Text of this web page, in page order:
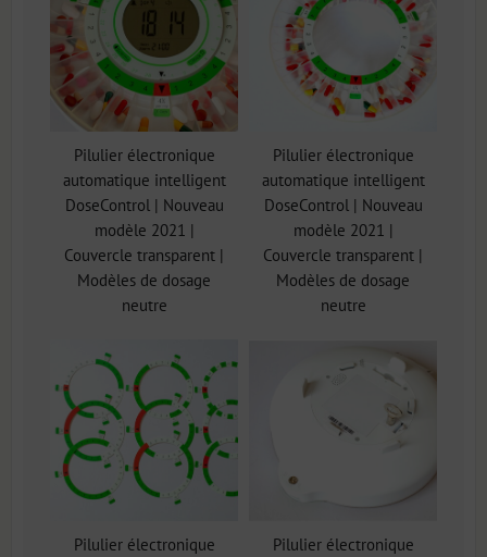
Pilulier électronique
automatique intelligent
DoseControl | Nouveau
modèle 2021 |
Couvercle transparent |
Modèles de dosage
neutre
Pilulier électronique
automatique intelligent
DoseControl | Nouveau
modèle 2021 |
Couvercle transparent |
Modèles de dosage
neutre
Pilulier électronique
Pilulier électronique